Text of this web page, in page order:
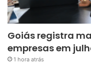
Goiás registra
empresas em
1 hora atrás